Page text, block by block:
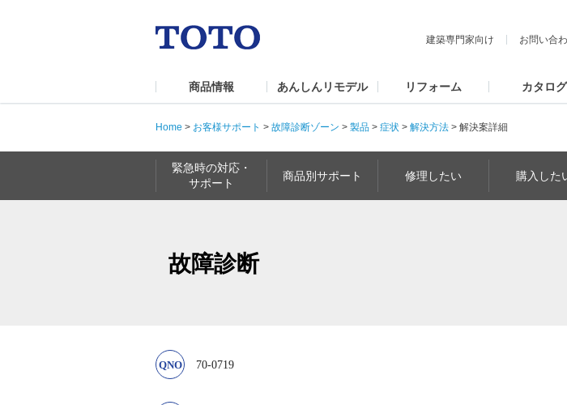
建築専門家向け お問い合
商品情報 あんしんリモデル リフォーム カタログ
Home > お客様サポート > 故障診断ゾーン > 製品 > 症状 > 解決方法 > 解決案詳細
緊急時の対応・
サポート
商品別サポート 修理したい 購入した
故障診断
70-0719